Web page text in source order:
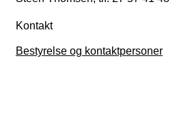
Kontakt
Bestyrelse og kontaktpersoner